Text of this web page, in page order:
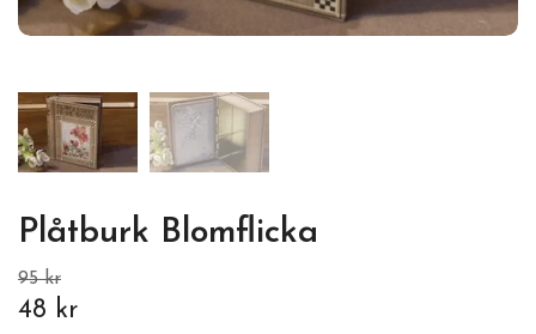
Plåtburk Blomflicka
95 kr
48 kr